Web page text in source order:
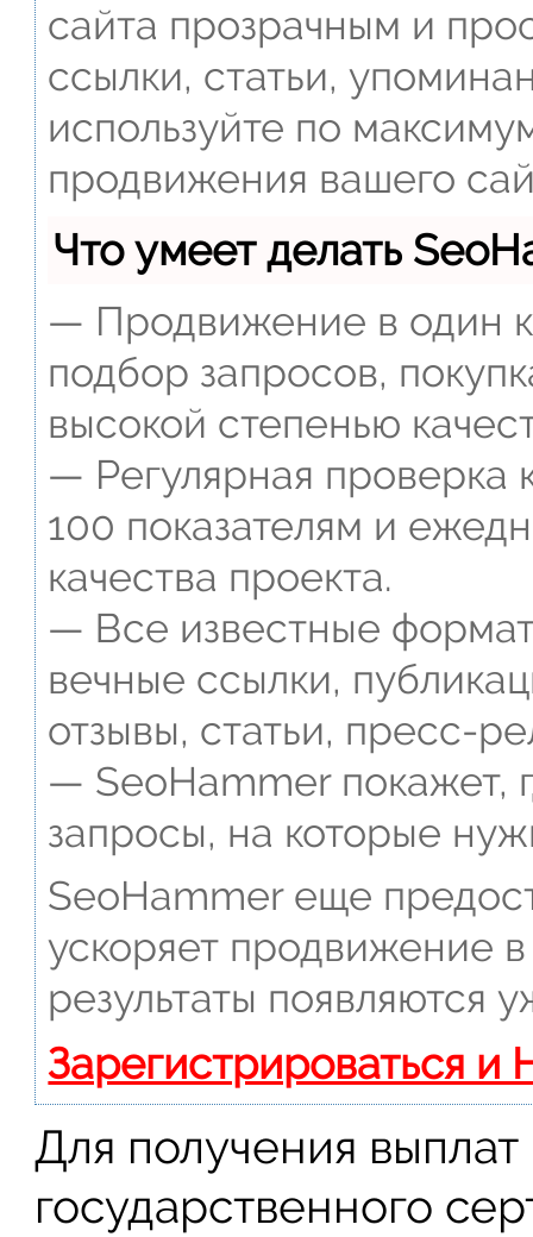
сайта прозрачным и
ссылки, статьи,
используйте по
продвижения вашего
Что умеет делать
— Продвижение в один
подбор запросов,
высокой степенью
— Регулярная проверка
100 показателям и
качества проекта.
— Все известные
вечные ссылки,
отзывы, статьи, пресс-
— SeoHammer покажет,
запросы, на которые
SeoHammer еще
ускоряет продвижение
результаты появляются
Зарегистрироваться и
Для получения
государственного